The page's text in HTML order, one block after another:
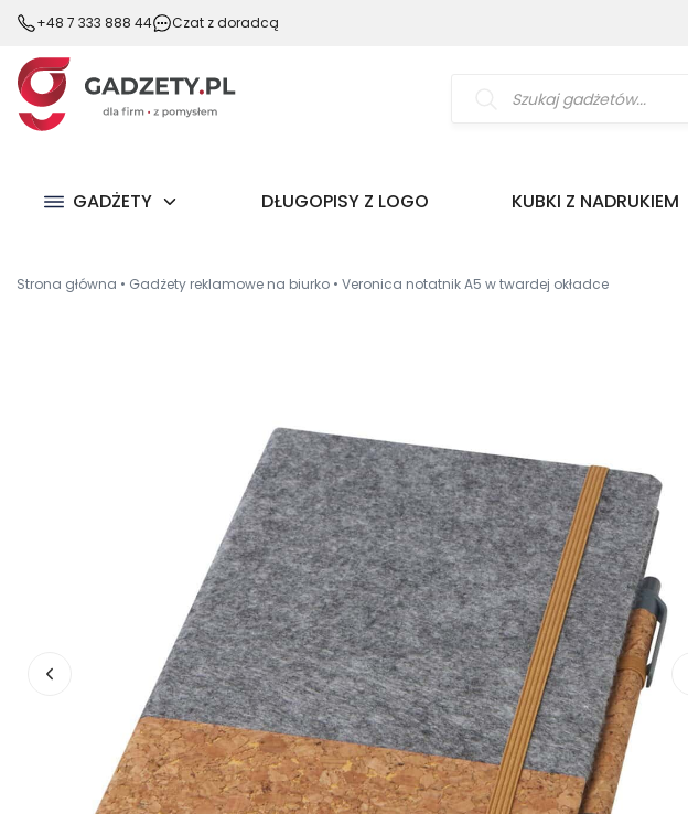
+48 7 333 888 44 Czat z doradcą
produktów
GADŻETY DŁUGOPISY Z LOGO KUBKI Z NADRUKIEM
Strona główna • Gadżety reklamowe na biurko • Veronica notatnik A5 w twardej okładce